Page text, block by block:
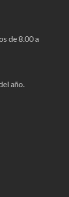
de 8.00 a
año.